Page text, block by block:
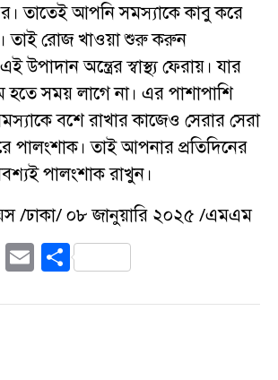
তাতেই আপনি সমস্যাকে কাবু করে
তাই রোজ খাওয়া শুরু করুন
অন্ত্রের স্বাস্থ্য ফেরায়। যার
সময় লাগে না। এর পাশাপাশি
বশে রাখার কাজেও সেরার সেরা
পালংশাক। তাই আপনার প্রতিদিনের
পালংশাক রাখুন।
/ঢাকা/ ০৮ জানুয়ারি ২০২৫ /এমএম
T E
ai
S
a